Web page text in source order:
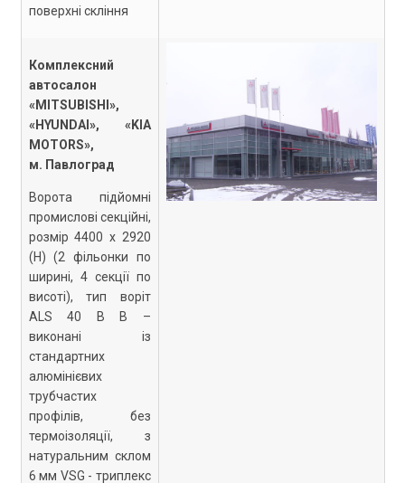
поверхні скління
Комплексний
автосалон
«MITSUBISHI»,
«HYUNDAI», «KIA
MOTORS»,
м. Павлоград
Ворота підйомні
промислові секційні,
розмір 4400 х 2920
(Н) (2 фільонки по
ширині, 4 секції по
висоті), тип воріт
ALS 40 B B –
виконані із
стандартних
алюмінієвих
трубчастих
профілів, без
термоізоляції, з
натуральним склом
6 мм VSG - триплекс